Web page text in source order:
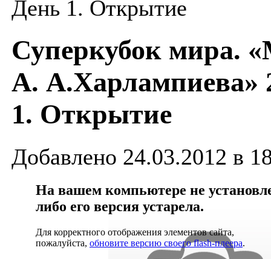
День 1. Открытие
Суперкубок мира.
А. А.Харлампиева»
1. Открытие
Добавлено 24.03.2012 в
На вашем компьютере не
либо его версия устарела.
Для корректного отображения элементов сайта,
пожалуйста, обновите версию своего flash-плеера.